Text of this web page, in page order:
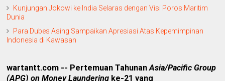
Kunjungan Jokowi ke India Selaras dengan Visi Poros Maritim
Dunia
Para Dubes Asing Sampaikan Apresiasi Atas Kepemimpinan
Indonesia di Kawasan
wartantt.com -- Pertemuan TahunanAsia/Pacific Group
(APG) on Money Laundering ke-21 yang